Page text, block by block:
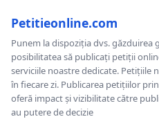
Petitieonline.com
Punem la dispoziția dvs. găzduirea
posibilitatea să publicați petiții
serviciile noastre dedicate. Petițiile
în fiecare zi. Publicarea petițiilor
oferă impact și vizibilitate către
au putere de decizie